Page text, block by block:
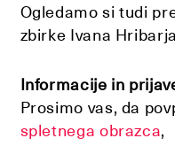
Ogledamo si tudi
zbirke Ivana
Informacije in
Prosimo vas, da
spletnega obrazca,